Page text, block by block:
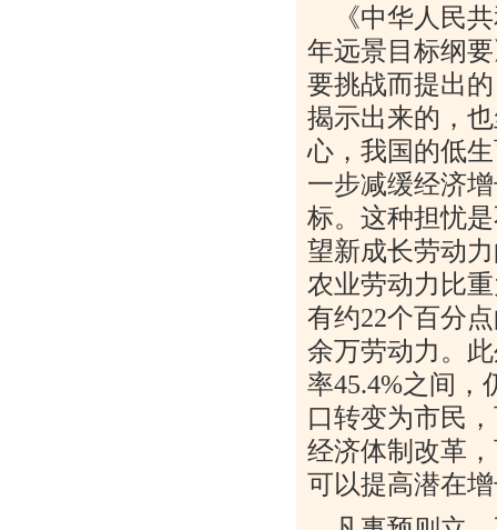
《中华人民
年远景目标纲
要挑战而提出
揭示出来的，
心，我国的低
一步减缓经济
标。这种担忧
望新成长劳动
农业劳动力比
有约22个百分
余万劳动力。
率45.4%之间，
口转变为市民
经济体制改革
可以提高潜在